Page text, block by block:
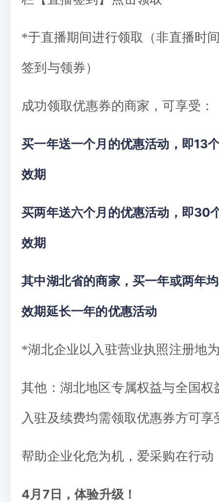
*于直播期间进行领取（非直播时
签到与领券）
成功领取优惠券的商家，可享受：
买一年送一个月的优惠活动，即13
效期
买两年送六个月的优惠活动，即30
效期
其中湖北省的商家，买一年或两年
效期延长一年的优惠活动
*湖北企业以入驻营业执照注册地
其他：湖北地区专属权益与全国权
入驻及续费均需领取优惠券方可享
帮助企业化危为机，爱采购在行动
4月7日，体验升级！